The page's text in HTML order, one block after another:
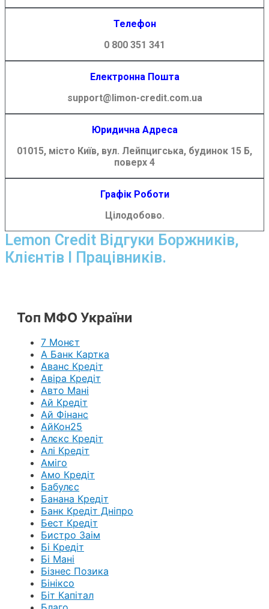
Телефон
0 800 351 341
Електронна Пошта
support@limon-credit.com.ua
Юридична Адреса
01015, місто Київ, вул. Лейпцигська, будинок 15 Б,
поверх 4
Графік Роботи
Цілодобово.
Lemon Credit Відгуки Боржників,
Клієнтів І Працівників.
Топ МФО України
7 Монєт
А Банк Картка
Аванс Кредіт
Авіра Кредіт
Авто Мані
Ай Кредіт
Ай Фінанс
АйКон25
Алєкс Кредіт
Алі Кредіт
Аміго
Амо Кредіт
Бабулєс
Банана Кредіт
Банк Кредіт Дніпро
Бест Кредіт
Бистро Заім
Бі Кредіт
Бі Мані
Бізнес Позика
Бініксо
Біт Капітал